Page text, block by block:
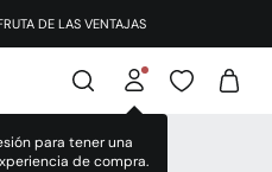
DE LAS VENTAJAS
para tener una
de compra.